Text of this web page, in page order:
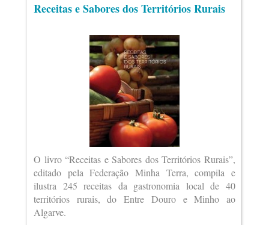
Receitas e Sabores dos Territórios Rurais
O livro “Receitas e Sabores dos Territórios Rurais”,
editado pela Federação Minha Terra, compila e
ilustra 245 receitas da gastronomia local de 40
territórios rurais, do Entre Douro e Minho ao
Algarve.